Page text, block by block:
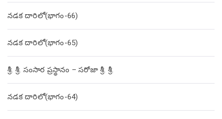
నడక దారిలో(భాగం-66)
నడక దారిలో(భాగం-65)
శ్రీ. శ్రీ. సంసార ప్రస్థానం – సరోజా శ్రీ. శ్రీ.
నడక దారిలో(భాగం-64)